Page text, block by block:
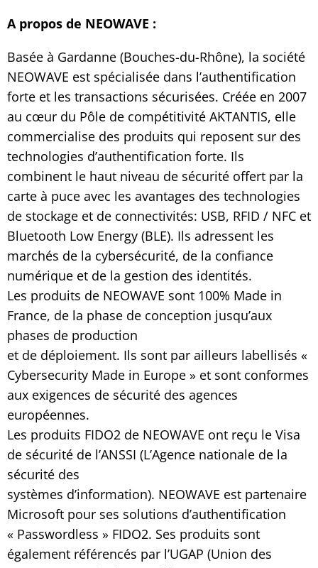
A propos de NEOWAVE :
Basée à Gardanne (Bouches-du-Rhône), la société
NEOWAVE est spécialisée dans l’authentification
forte et les transactions sécurisées. Créée en 2007
au cœur du Pôle de compétitivité AKTANTIS, elle
commercialise des produits qui reposent sur des
technologies d’authentification forte. Ils
combinent le haut niveau de sécurité offert par la
carte à puce avec les avantages des technologies
de stockage et de connectivités: USB, RFID / NFC et
Bluetooth Low Energy (BLE). Ils adressent les
marchés de la cybersécurité, de la confiance
numérique et de la gestion des identités.
Les produits de NEOWAVE sont 100% Made in
France, de la phase de conception jusqu’aux
phases de production
et de déploiement. Ils sont par ailleurs labellisés «
Cybersecurity Made in Europe » et sont conformes
aux exigences de sécurité des agences
européennes.
Les produits FIDO2 de NEOWAVE ont reçu le Visa
de sécurité de l’ANSSI (L’Agence nationale de la
sécurité des
systèmes d’information). NEOWAVE est partenaire
Microsoft pour ses solutions d’authentification
« Passwordless » FIDO2. Ses produits sont
également référencés par l’UGAP (Union des